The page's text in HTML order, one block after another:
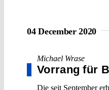
04 December 2020
Michael Wrase
Vorrang für
Die seit September